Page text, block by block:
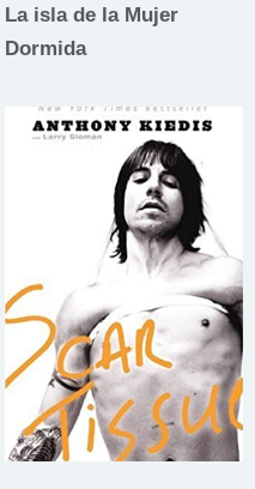
La isla de la Mujer
Dormida